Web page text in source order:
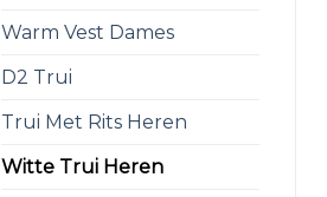
Warm Vest Dames
D2 Trui
Trui Met Rits Heren
Witte Trui Heren